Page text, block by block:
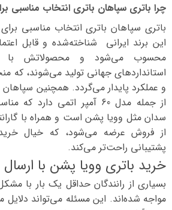
چرا باتری سپاهان باتری انتخاب مناسبی
باتری سپاهان باتری انتخاب مناسبی
این برند ایرانی شناخته‌شده و قابل
محسوب می‌شود و محصولاتش با
استانداردهای جهانی تولید می‌شوند، که
و عملکرد پایدار می‌گردد. همچنین سپاهان
از جمله مدل 60 آمپر اتمی
سدان مثل وویا پشن است و همراه با
از فروش عرضه می‌شود، که خیال
پشتیبانی راحت‌تر می‌کند.
خرید باتری وویا پشن با
بسیاری از رانندگان حداقل یک بار با
مواجه شده‌اند. این مسئله می‌تواند دلایل